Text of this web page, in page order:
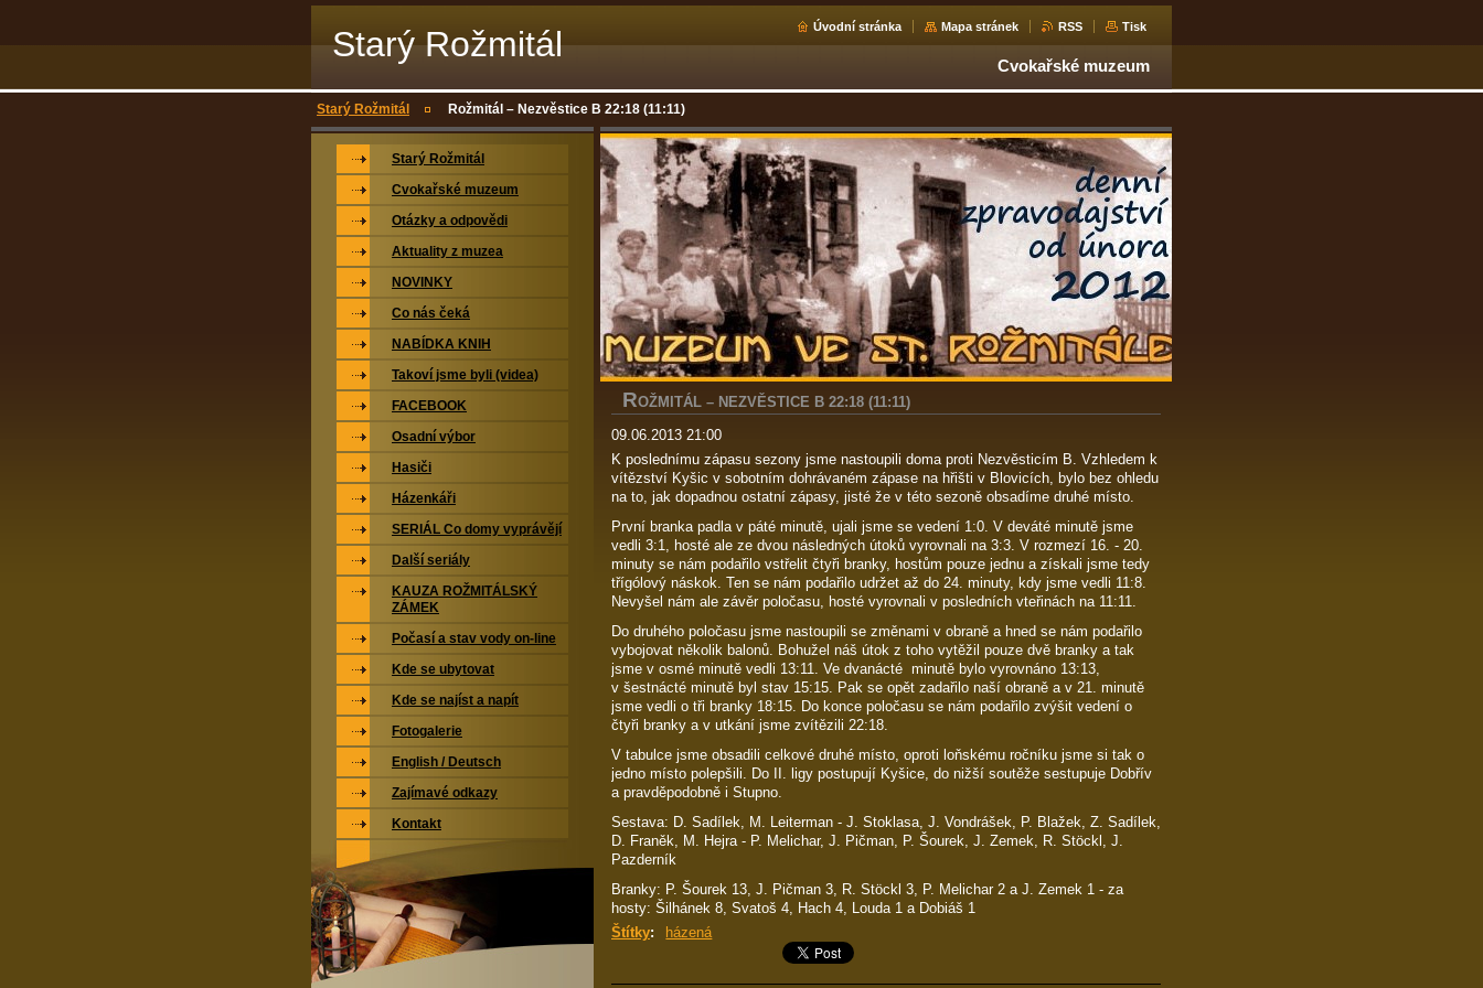
Starý Rožmitál Úvodní stránka Mapa stránek RSS Tisk
Cvokařské muzeum
Starý Rožmitál Rožmitál – Nezvěstice B 22:18 (11:11)
ROŽMITÁL – NEZVĚSTICE B 22:18 (11:11)
09.06.2013 21:00
K poslednímu zápasu sezony jsme nastoupili doma proti Nezvěsticím B. Vzhledem k
vítězství Kyšic v sobotním dohrávaném zápase na hřišti v Blovicích, bylo bez ohledu
na to, jak dopadnou ostatní zápasy, jisté že v této sezoně obsadíme druhé místo.
První branka padla v páté minutě, ujali jsme se vedení 1:0. V deváté minutě jsme
vedli 3:1, hosté ale ze dvou následných útoků vyrovnali na 3:3. V rozmezí 16. - 20.
minuty se nám podařilo vstřelit čtyři branky, hostům pouze jednu a získali jsme tedy
třígólový náskok. Ten se nám podařilo udržet až do 24. minuty, kdy jsme vedli 11:8.
Nevyšel nám ale závěr poločasu, hosté vyrovnali v posledních vteřinách na 11:11.
Do druhého poločasu jsme nastoupili se změnami v obraně a hned se nám podařilo
vybojovat několik balonů. Bohužel náš útok z toho vytěžil pouze dvě branky a tak
jsme v osmé minutě vedli 13:11. Ve dvanácté minutě bylo vyrovnáno 13:13,
v šestnácté minutě byl stav 15:15. Pak se opět zadařilo naší obraně a v 21. minutě
jsme vedli o tři branky 18:15. Do konce poločasu se nám podařilo zvýšit vedení o
čtyři branky a v utkání jsme zvítězili 22:18.
V tabulce jsme obsadili celkové druhé místo, oproti loňskému ročníku jsme si tak o
jedno místo polepšili. Do II. ligy postupují Kyšice, do nižší soutěže sestupuje Dobřív
a pravděpodobně i Stupno.
Sestava: D. Sadílek, M. Leiterman - J. Stoklasa, J. Vondrášek, P. Blažek, Z. Sadílek,
D. Franěk, M. Hejra - P. Melichar, J. Pičman, P. Šourek, J. Zemek, R. Stöckl, J.
Pazderník
Branky: P. Šourek 13, J. Pičman 3, R. Stöckl 3, P. Melichar 2 a J. Zemek 1 - za
hosty: Šilhánek 8, Svatoš 4, Hach 4, Louda 1 a Dobiáš 1
Štítky: házená
Starý Rožmitál
Cvokařské muzeum
Otázky a odpovědi
Aktuality z muzea
NOVINKY
Co nás čeká
NABÍDKA KNIH
Takoví jsme byli (videa)
FACEBOOK
Osadní výbor
Hasiči
Házenkáři
SERIÁL Co domy vyprávějí
Další seriály
KAUZA ROŽMITÁLSKÝ
ZÁMEK
Počasí a stav vody on-line
Kde se ubytovat
Kde se najíst a napít
Fotogalerie
English / Deutsch
Zajímavé odkazy
Kontakt